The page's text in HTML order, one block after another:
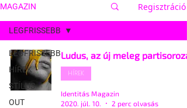
MAGAZIN Regisztráció
LEGFRISSEBB
HÍREK
STÍLUS
OUT
LEGFRISSEBB
Ludus, az új meleg
HÍREK
Identitás Magazin
2020. júl. 10.
2 perc olvasás